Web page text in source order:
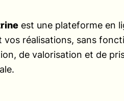
est une plateforme en
vos réalisations, sans
de valorisation et de